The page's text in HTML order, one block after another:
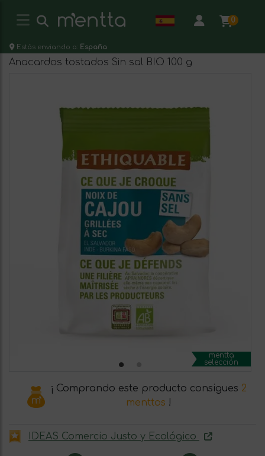
0
Estás enviando a: España
Anacardos tostados Sin sal BIO 100 g
mentta
selección
¡ Comprando este producto consigues 2
menttos !
IDEAS Comercio Justo y Ecológico